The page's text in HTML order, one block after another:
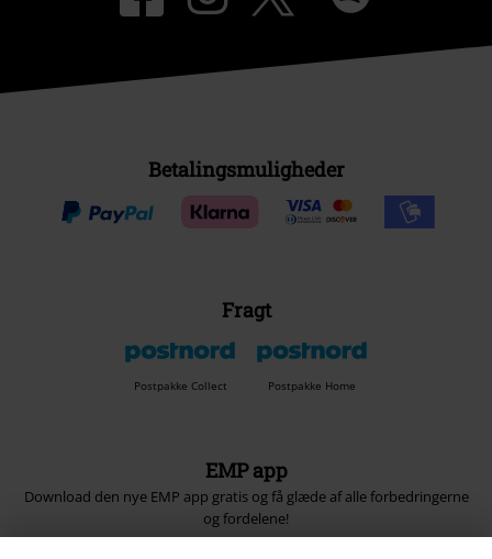
Betalingsmuligheder
Fragt
Postpakke Collect Postpakke Home
EMP app
Download den nye EMP app gratis og få glæde af alle forbedringerne
og fordelene!